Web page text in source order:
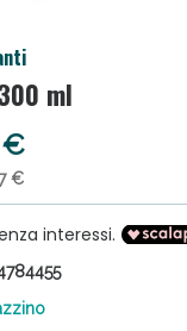
ml
€
€
oggi Sconto